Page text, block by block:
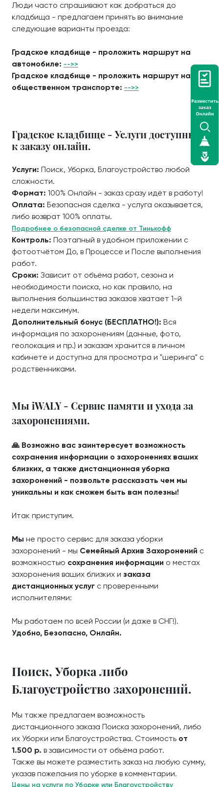
Люди часто спрашивают как добраться до
кладбища - предлагаем принять во внимание
следующие варианты проезда:
Градское кладбище - проложить маршрут на
автомобиле: -->>
Градское кладбище - проложить маршрут на
общественном транспорте: -->>
Градское кладбище - Услуги доступные
к заказу онлайн.
Услуги: Поиск, Уборка, Благоустройство любой
сложности.
Формат: 100% Онлайн - заказ сразу идёт в работу!
Оплата: Безопасная сделка - услуга оказывается,
либо возврат 100% оплаты.
Подробнее о безопасной сделке от Тинькофф
Контроль: Поэтапный в удобном приложении с
фотоотчётом До, в Процессе и После выполнения
работ.
Сроки: Зависит от объёма работ, сезона и
необходимости поиска, но как правило, на
выполнения большинства заказов хватает 1-й
недели максимум.
Дополнительный бонус (БЕСПЛАТНО!): Вся
информация по захоронениям (данные, фото,
геолокация и пр.) и заказам хранится в личном
кабинете и доступна для просмотра и "шеринга" с
родственниками.
Мы iWALY - Сервис памяти и ухода за
захоронениями.
🙏 Возможно вас заинтересует возможность
сохранения информации о захоронениях ваших
близких, а также дистанционная уборка
захоронений - позвольте рассказать чем мы
уникальны и как сможем быть вам полезны!
Итак приступим.
Мы не просто сервис для заказа уборки
захоронений - мы Семейный Архив Захоронений с
возможностью сохранения информации о местах
захоронения ваших близких и заказа
дистанционных услуг с проверенными
исполнителями:
Мы работаем по всей России (и даже в СНГ!).
Удобно, Безопасно, Онлайн.
Поиск, Уборка либо
Благоустройство захоронений.
Мы также предлагаем возможность
дистанционного заказа Поиска захоронений, либо
их Уборки или Благоустройства. Стоимость от
1.500 р. в зависимости от объёма работ.
Также вы можете разместить заказ на любую сумму,
указав пожелания по уборке в комментарии.
Цены на услуги по Уборке или Благоустройству